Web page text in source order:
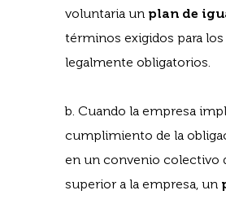
voluntaria un plan de
términos exigidos para los
legalmente obligatorios.
b. Cuando la empresa
cumplimiento de la
en un convenio colectivo
superior a la empresa, un